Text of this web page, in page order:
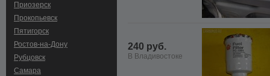
Приозерск
Прокопьевск
Пятигорск
Ростов-на-Дону
Рубцовск
Самара
240 руб.
В Владивостоке